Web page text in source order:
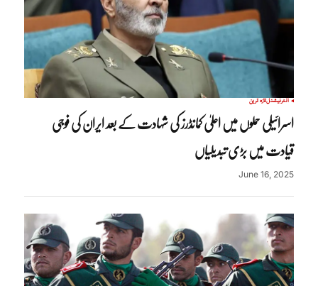
انٹرنیشنلتازہ ترین
اسرائیلی حملوں میں اعلیٰ کمانڈرز کی شہادت کے بعد ایران کی فوجی
قیادت میں بڑی تبدیلیاں
June 16, 2025